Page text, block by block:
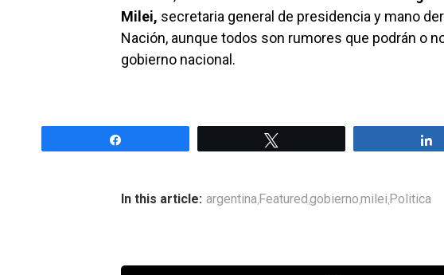
Milei, secretaria general de presidencia y mano
Nación, aunque todos son rumores que podrán o
gobierno nacional.
In this article: argentina,Featured,gobierno,milei,Politica